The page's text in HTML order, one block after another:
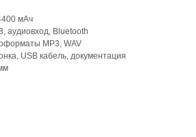
мАч
аудиовход, Bluetooth
MP3, WAV
USB кабель, документация